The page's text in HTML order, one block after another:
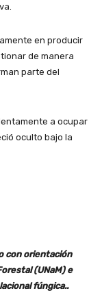
en producir
de manera
parte del
a ocupar
oculto bajo la
con orientación
(UNaM) e
fúngica..